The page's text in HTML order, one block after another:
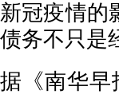
新冠疫情的
债务不只是
据《南华早